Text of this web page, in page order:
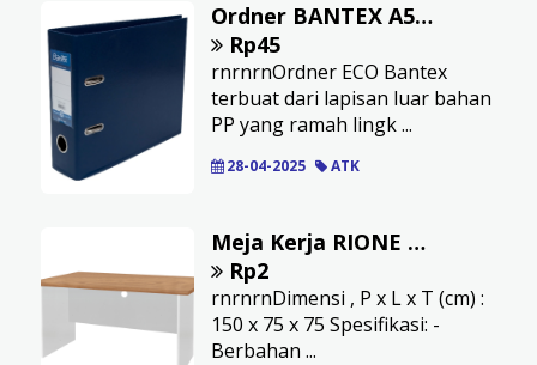
Ordner BANTEX A5 Kapasitas 7 cm Cover PP Biru
Rp45
rnrnrnOrdner ECO Bantex
terbuat dari lapisan luar bahan
PP yang ramah lingk ...
28-04-2025 ATK
Meja Kerja RIONE Tanpa Laci Gama BE- 15075
Rp2
rnrnrnDimensi , P x L x T (cm) :
150 x 75 x 75 Spesifikasi: -
Berbahan ...